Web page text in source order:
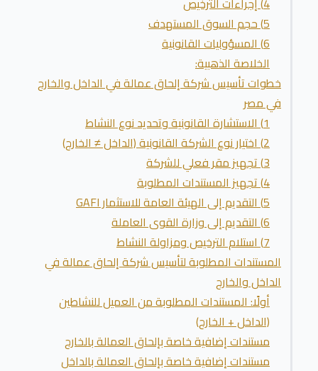
5) حجم السوق المستهدف
6) المسؤوليات القانونية
الخلاصة الذهبية:
خطوات تأسيس شركة إلحاق عمالة في الداخل والخارج
في مصر
1) الاستشارة القانونية وتحديد نوع النشاط
2) اختيار نوع الشركة القانونية (الداخل ≠ الخارج)
3) تجهيز مقر فعلي للشركة
4) تجهيز المستندات المطلوبة
5) التقديم إلى الهيئة العامة للاستثمار GAFI
6) التقديم إلى وزارة القوى العاملة
7) استلام الترخيص ومزاولة النشاط
المستندات المطلوبة لتأسيس شركة إلحاق عمالة في
الداخل والخارج
أولًا: المستندات المطلوبة من العميل للنشاطين
(الداخل + الخارج)
مستندات إضافية خاصة بإلحاق العمالة بالخارج
مستندات إضافية خاصة بإلحاق العمالة بالداخل